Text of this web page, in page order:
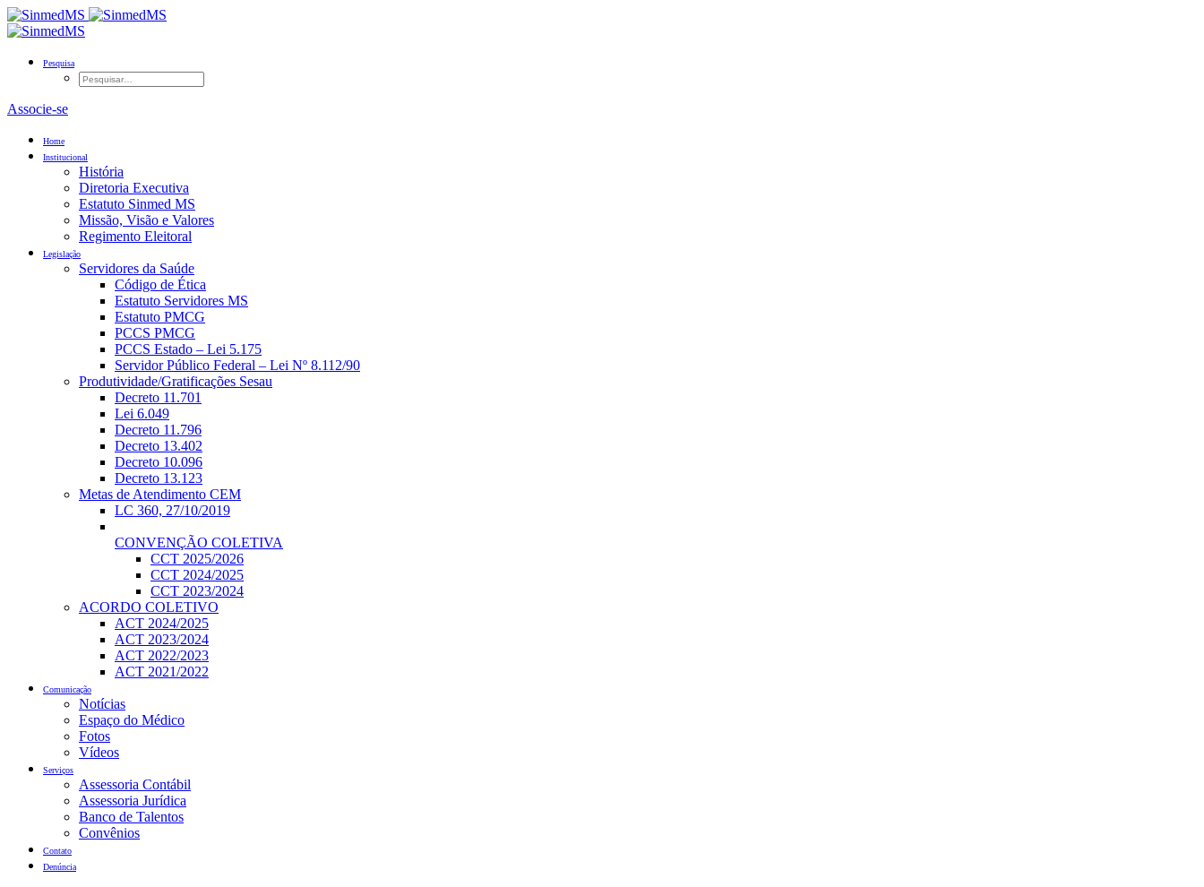
Pesquisa
Associe-se
Home
Institucional
História
Diretoria Executiva
Estatuto Sinmed MS
Missão, Visão e Valores
Regimento Eleitoral
Legislação
Servidores da Saúde
Código de Ética
Estatuto Servidores MS
Estatuto PMCG
PCCS PMCG
PCCS Estado – Lei 5.175
Servidor Público Federal – Lei Nº 8.112/90
Produtividade/Gratificações Sesau
Decreto 11.701
Lei 6.049
Decreto 11.796
Decreto 13.402
Decreto 10.096
Decreto 13.123
Metas de Atendimento CEM
LC 360, 27/10/2019
CONVENÇÃO COLETIVA
CCT 2025/2026
CCT 2024/2025
CCT 2023/2024
ACORDO COLETIVO
ACT 2024/2025
ACT 2023/2024
ACT 2022/2023
ACT 2021/2022
Comunicação
Notícias
Espaço do Médico
Fotos
Vídeos
Serviços
Assessoria Contábil
Assessoria Jurídica
Banco de Talentos
Convênios
Contato
Denúncia